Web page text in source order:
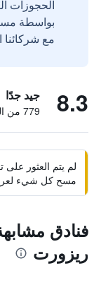
الحجوزات
مع شركائنا
8.3 جيد جدًا
779 من التقييمات تم التحقق منها
لم يتم العثور على
مسح كل شيء
فنادق
ريزورت